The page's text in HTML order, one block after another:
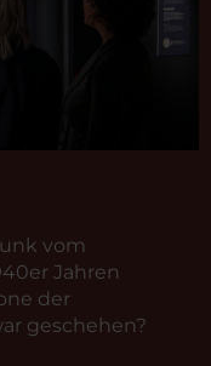
vom
Jahren
der
geschehen?